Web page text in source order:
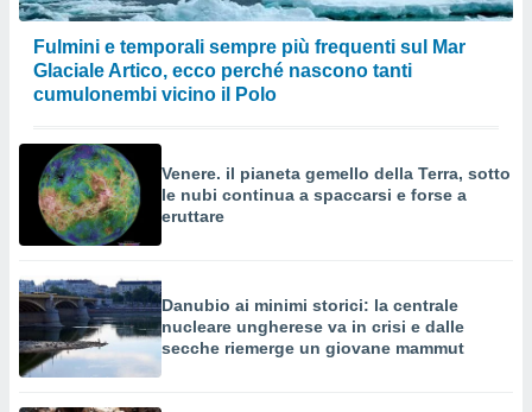
Fulmini e temporali sempre più frequenti sul Mar
Glaciale Artico, ecco perché nascono tanti
cumulonembi vicino il Polo
Venere. il pianeta gemello della Terra, sotto
le nubi continua a spaccarsi e forse a
eruttare
Danubio ai minimi storici: la centrale
nucleare ungherese va in crisi e dalle
secche riemerge un giovane mammut